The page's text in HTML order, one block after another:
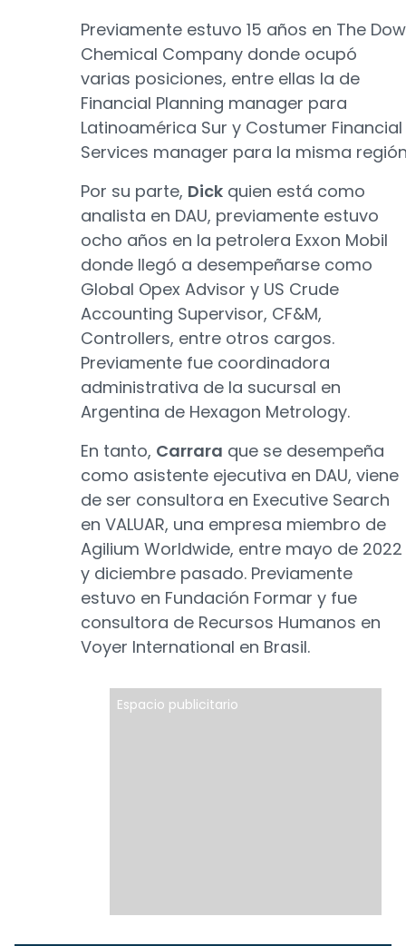
Previamente estuvo 15 años en The Dow
Chemical Company donde ocupó
varias posiciones, entre ellas la de
Financial Planning manager para
Latinoamérica Sur y Costumer Financial
Services manager para la misma
Por su parte, Dick quien está como
analista en DAU, previamente estuvo
ocho años en la petrolera Exxon Mobil
donde llegó a desempeñarse como
Global Opex Advisor y US Crude
Accounting Supervisor, CF&M,
Controllers, entre otros cargos.
Previamente fue coordinadora
administrativa de la sucursal en
Argentina de Hexagon Metrology.
En tanto, Carrara que se desempeña
como asistente ejecutiva en DAU, viene
de ser consultora en Executive Search
en VALUAR, una empresa miembro de
Agilium Worldwide, entre mayo de 2022
y diciembre pasado. Previamente
estuvo en Fundación Formar y fue
consultora de Recursos Humanos en
Voyer International en Brasil.
Espacio publicitario